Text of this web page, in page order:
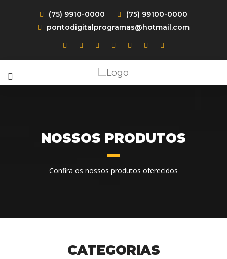
(75) 9910-0000
(75) 99100-0000
pontodigitalprogramas@hotmail.com
NOSSOS PRODUTOS
Confira os nossos produtos oferecidos
CATEGORIAS